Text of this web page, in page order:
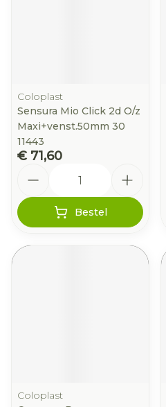
Coloplast
Sensura Mio Click 2d O/z
Maxi+venst.50mm 30
11443
€ 71,60
Bestel
Coloplast